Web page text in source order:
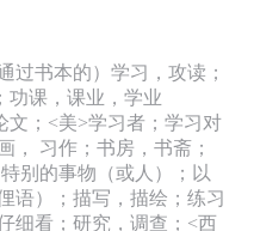
过书本的）学习，攻读；
功课，课业，学业
文；<美>学习者；学习对
， 习作；书房，书斋；
别的事物（或人）；以
语）；描写，描绘；练习
细看；研究，调查；<西